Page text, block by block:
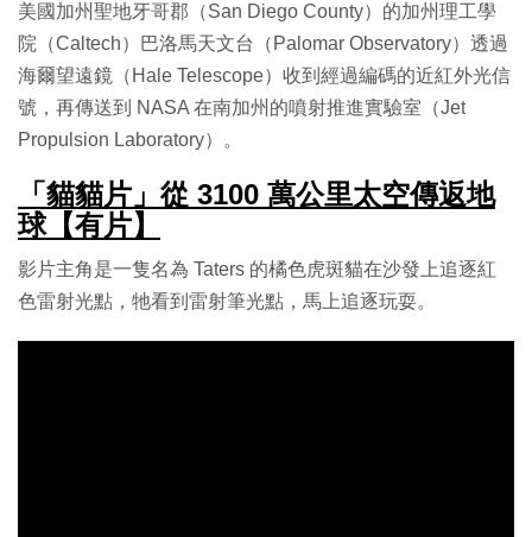
美國加州聖地牙哥郡（San Diego County）的加州理工學
院（Caltech）巴洛馬天文台（Palomar Observatory）透過
海爾望遠鏡（Hale Telescope）收到經過編碼的近紅外光信
號，再傳送到 NASA 在南加州的噴射推進實驗室（Jet
Propulsion Laboratory）。
「貓貓片」從 3100 萬公里太空傳返地
球【有片】
影片主角是一隻名為 Taters 的橘色虎斑貓在沙發上追逐紅
色雷射光點，牠看到雷射筆光點，馬上追逐玩耍。